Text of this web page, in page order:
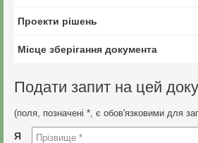
Проекти рішень
Місце зберігання документа
Подати запит на цей
(поля, позначені *, є обов'язковими для
Я